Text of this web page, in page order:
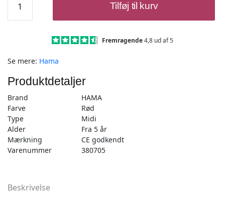
Perler
-
-
(207-
05)
antal
Tilføj til kurv
Fremragende4,8 ud af 5
Se mere: Hama
Produktdetaljer
Brand
HAMA
Farve
Rød
Type
Midi
Alder
Fra 5 år
Mærkning
CE godkendt
Varenummer
380705
Beskrivelse